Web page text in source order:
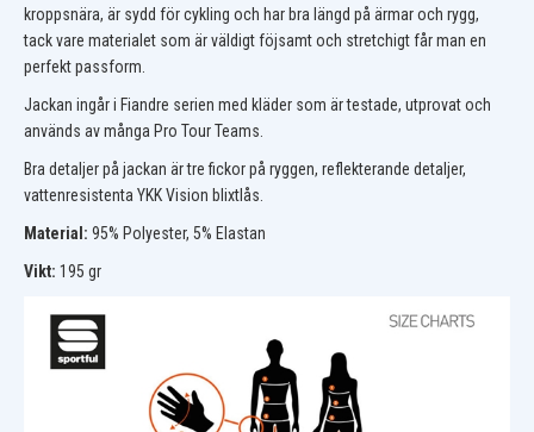
kroppsnära, är sydd för cykling och har bra längd på ärmar och rygg,
tack vare materialet som är väldigt föjsamt och stretchigt får man en
perfekt passform.
Jackan ingår i Fiandre serien med kläder som är testade, utprovat och
används av många Pro Tour Teams.
Bra detaljer på jackan är tre fickor på ryggen, reflekterande detaljer,
vattenresistenta YKK Vision blixtlås.
Material: 95% Polyester, 5% Elastan
Vikt: 195 gr